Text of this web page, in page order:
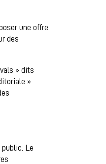
une offre
des
» dits
»
Le